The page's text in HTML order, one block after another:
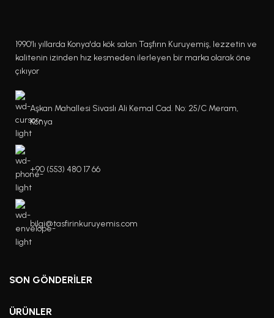
1990’lı yıllarda Konya'da kök salan Taşfırın Kuruyemiş, lezzetin ve
kalitenin izinden hız kesmeden ilerleyen bir marka olarak öne
çıkıyor
Aşkan Mahallesi Sivaslı Ali Kemal Cad. No: 25/C Meram,
Konya
+90 (553) 480 17 66
bilgi@tasfirinkuruyemis.com
SON GÖNDERILER
ÜRÜNLER